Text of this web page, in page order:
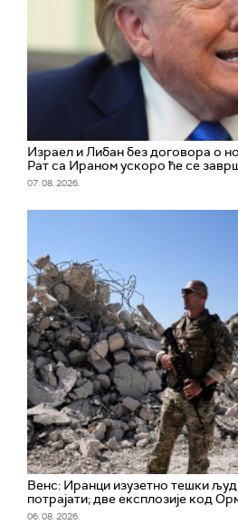
Израел и Либан без договора о
Рат са Ираном ускоро ће се
07. 08. 2026.
Венс: Иранци изузетно тешки
потрајати; две експлозије код
06. 08. 2026.